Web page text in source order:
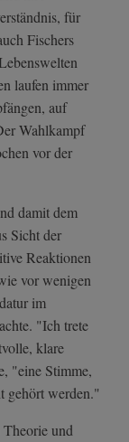
für
Fischers
laufen immer
auf
Wahlkampf
vor der
damit dem
Sicht der
Reaktionen
vor wenigen
im
"Ich trete
klare
"eine Stimme,
gehört werden."
Theorie und